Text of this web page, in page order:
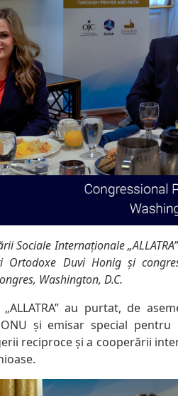
Sociale Internaționale
Ortodoxe Duvi Honig și
Washington, D.C.
au purtat, de
și emisar special
reciproce și a cooperării